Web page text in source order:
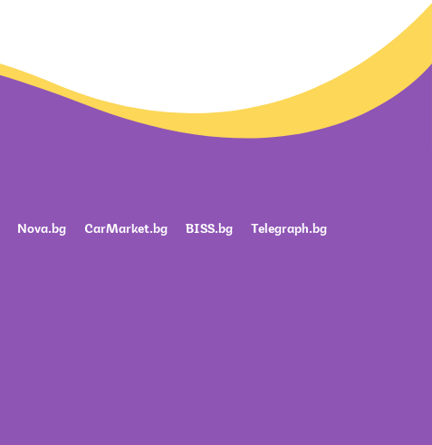
Nova.bg CarMarket.bg BISS.bg Telegraph.bg